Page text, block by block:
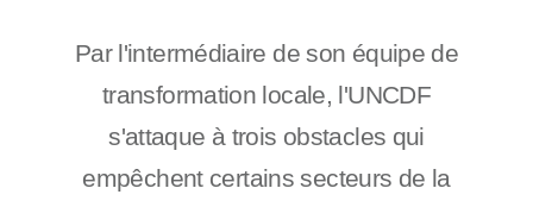
Par l'intermédiaire de son équipe de
transformation locale, l'UNCDF
s'attaque à trois obstacles qui
empêchent certains secteurs de la